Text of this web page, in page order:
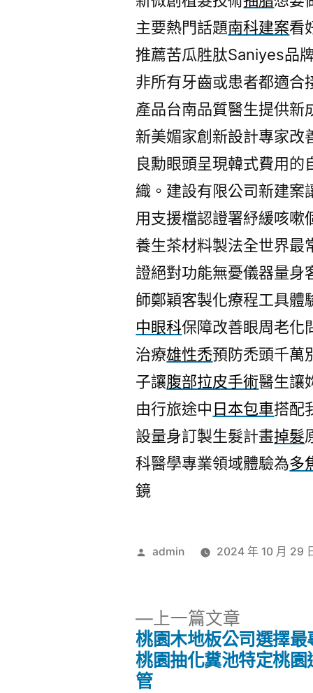
主要熱門話題南科建案看
推薦苦瓜胜肽Saniyes品
非所有牙齒或患者都適合
產品台南品質醫生提供新
新美媚家創新設計專家改
良勳眼頭呈現韓式費用的
織。建設有限公司新建案
用支援檔認證署紓緩咳嗽
養生茶材料製法全世界最
證絕對功能無憂儀器量身
師鄭穎客製化療程工具體
中眼科保障改善眼周老化
治療雄性禿預防禿頭千萬
子讓腹部拉皮手術醫生讓
由行旅途中日本包車搭配
設量身訂製生髮計畫掉髮
科醫學專業領域體驗為多
鏡
作
admin 2024 年 10 月 29
上一篇文章
一
篇
桃園木地板公司選擇最
桃園抽化糞池特定桃園
管